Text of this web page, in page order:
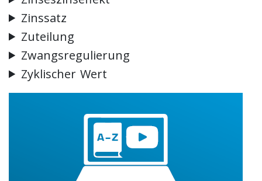
Zinssatz
Zuteilung
Zwangsregulierung
Zyklischer Wert